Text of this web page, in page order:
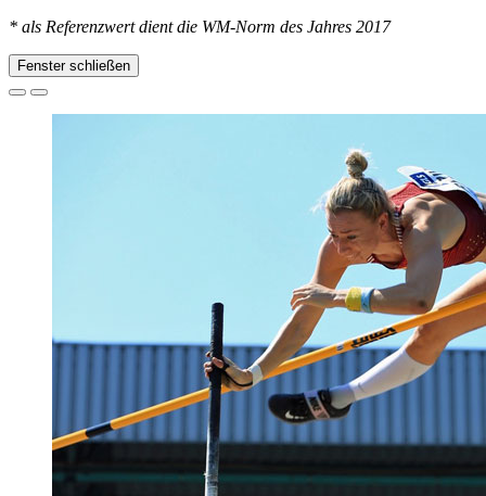
* als Referenzwert dient die WM-Norm des Jahres 2017
Fenster schließen